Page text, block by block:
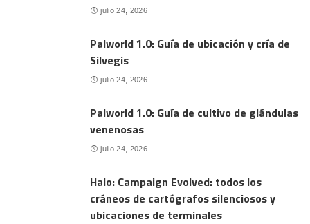
julio 24, 2026
Palworld 1.0: Guía de ubicación y cría de
Silvegis
julio 24, 2026
Palworld 1.0: Guía de cultivo de glándulas
venenosas
julio 24, 2026
Halo: Campaign Evolved: todos los
cráneos de cartógrafos silenciosos y
ubicaciones de terminales